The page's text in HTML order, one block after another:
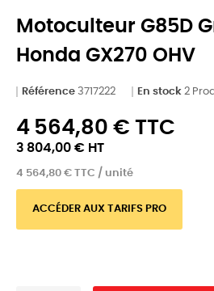
Motoculteur G85D
Honda GX270 OHV
Référence 3717222 En stock 2
4 564,80 € TTC
3 804,00 € HT
4 564,80 € TTC / unité
ACCÉDER AUX TARIFS PRO